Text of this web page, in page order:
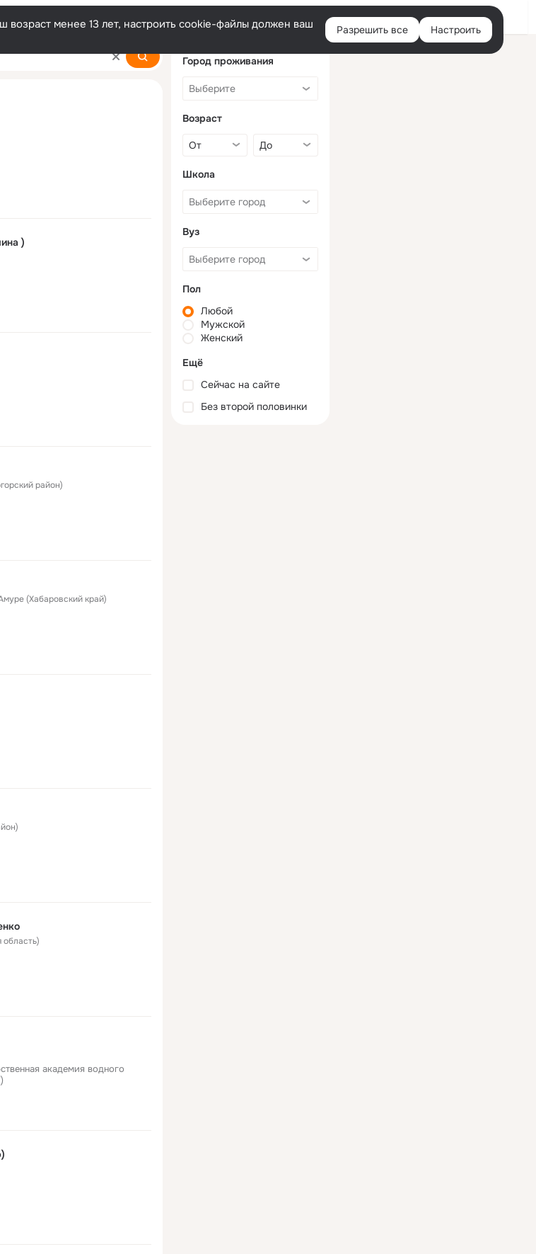
Войти
менее 13 лет, настроить cookie-файлы должен ваш
Разрешить все Настроить
)
район)
(Хабаровский край)
область)
академия водного
Город проживания
Возраст
Школа
Вуз
Пол
Любой
Мужской
Женский
Ещё
Сейчас на сайте
Без второй половинки